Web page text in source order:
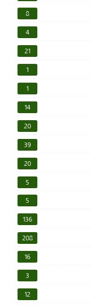
8
4
21
1
1
14
20
39
20
5
5
136
208
16
3
12